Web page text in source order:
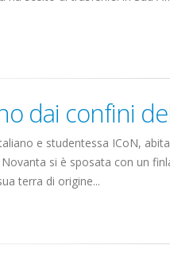
dai confini
e studentessa ICoN,
si è sposata con un
terra di origine...